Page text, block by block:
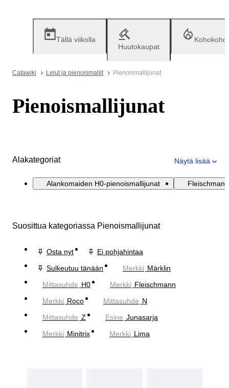
Tällä viikolla
Huutokaupat
Catawiki Lelut ja pienoismallit Pienoismallijunat
Pienoismallijunat
Alakategoriat Näytä lisää
Alankomaiden H0-pienoismallijunat
Suosittua kategoriassa Pienoismallijunat
Osta nyt
Ei pohjahintaa
Sulkeutuu tänään
Merkki Märklin
Mittasuhde H0 Merkki Fleischmann
Merkki Roco Mittasuhde N
Mittasuhde Z Esine Junasarja
Merkki Minitrix Merkki Lima